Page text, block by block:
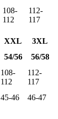
108-
112
112-
117
XXL
3XL
54/56 56/58
108-
112
112-
117
45-46
46-47